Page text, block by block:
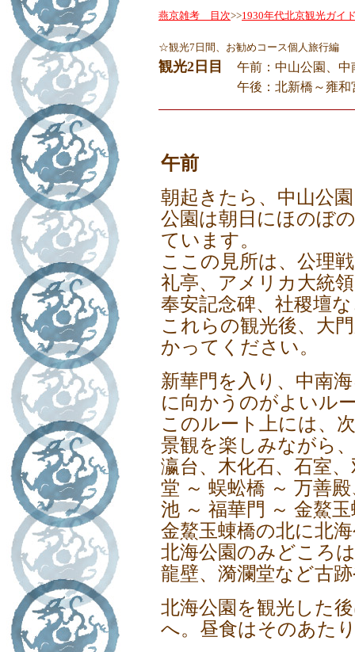
燕京雑考 目次>>1930年代北京観光ガイ
☆観光7日間、お勧めコース個人旅行編
観光2日目 午前：中山公園、
午後：北新橋～雍
午前
朝起きたら、中山公
公園は朝日にほのぼ
ています。
ここの見所は、公理
礼亭、アメリカ大統
奉安記念碑、社稷壇
これらの観光後、大
かってください。
新華門を入り、中南
に向かうのがよいル
このルート上には、
景観を楽しみながら
瀛台、木化石、石室
堂 ～ 蜈蚣橋 ～ 万善
池 ～ 福華門 ～ 金鰲
金鰲玉蝀橋の北に北
北海公園のみどころ
龍壁、漪瀾堂など古
北海公園を観光した
へ。昼食はそのあた